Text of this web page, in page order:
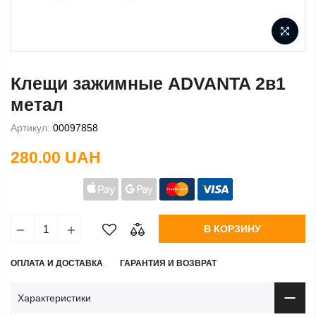
Клещи зажимные ADVANTA 2в1
метал
Артикул: 00097858
280.00 UAH
В КОРЗИНУ
ОПЛАТА И ДОСТАВКА ГАРАНТИЯ И ВОЗВРАТ
Характеристики